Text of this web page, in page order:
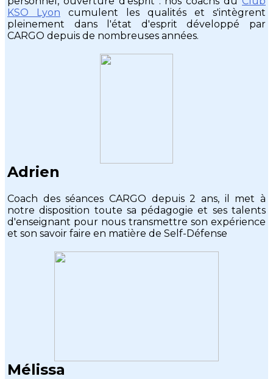
KSO Lyon cumulent les qualités et s'intègrent
pleinement dans l'état d'esprit développé par
CARGO depuis de nombreuses années.
Adrien
Coach des séances CARGO depuis 2 ans, il met à
notre disposition toute sa pédagogie et ses talents
d'enseignant pour nous transmettre son expérience
et son savoir faire en matière de Self-Défense
Mélissa